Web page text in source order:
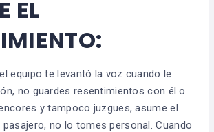
EL
equipo te levantó la voz cuando le
no guardes resentimientos con él o
y tampoco juzgues, asume el
no lo tomes personal. Cuando